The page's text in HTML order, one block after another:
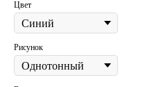
Цвет
Рисунок